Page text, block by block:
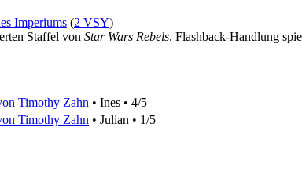
Imperiums (2 VSY)
Staffel von Star Wars Rebels. Flashback-Handlung
Timothy Zahn • Ines • 4/5
Timothy Zahn • Julian • 1/5